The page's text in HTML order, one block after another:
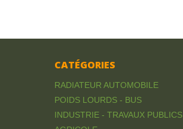
CATÉGORIES
RADIATEUR AUTOMOBILE
POIDS LOURDS - BUS
INDUSTRIE - TRAVAUX PUBLICS